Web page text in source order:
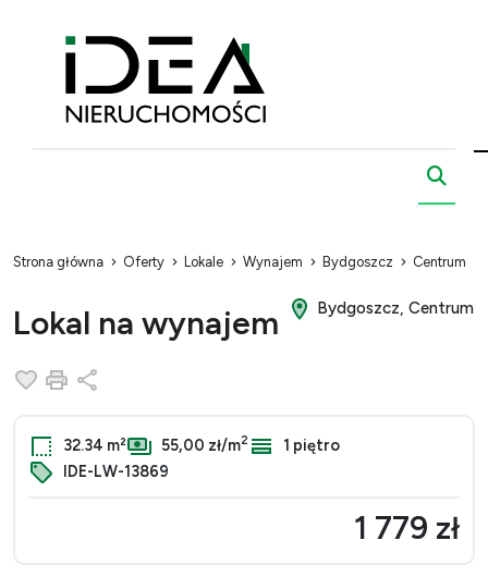
Strona główna Oferty Lokale Wynajem Bydgoszcz Centrum
Lokal na wynajem Bydgoszcz, Centrum
Dodaj do ulubionych
Drukuj
32.34 m² 55,00 zł/m2
1 piętro
IDE-LW-13869
1 779 zł